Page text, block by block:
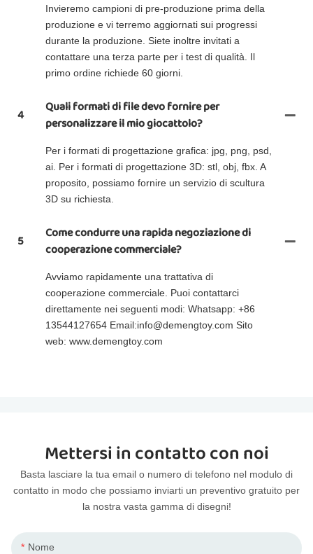
Invieremo campioni di pre-produzione prima della
produzione e vi terremo aggiornati sui progressi
durante la produzione. Siete inoltre invitati a
contattare una terza parte per i test di qualità. Il
primo ordine richiede 60 giorni.
4
Quali formati di file devo fornire per
personalizzare il mio giocattolo?
Per i formati di progettazione grafica: jpg, png, psd,
ai. Per i formati di progettazione 3D: stl, obj, fbx. A
proposito, possiamo fornire un servizio di scultura
3D su richiesta.
5
Come condurre una rapida negoziazione di
cooperazione commerciale?
Avviamo rapidamente una trattativa di
cooperazione commerciale. Puoi contattarci
direttamente nei seguenti modi: Whatsapp: +86
13544127654 Email:info@demengtoy.com Sito
web: www.demengtoy.com
Mettersi in contatto con noi
Basta lasciare la tua email o numero di telefono nel modulo di
contatto in modo che possiamo inviarti un preventivo gratuito per
la nostra vasta gamma di disegni!
Nome